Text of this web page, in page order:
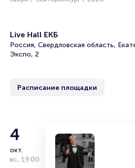
Live Hall ЕКБ
Россия, Свердловская область,
Экспо, 2
Расписание площадки
4
окт.
вс, 19:00